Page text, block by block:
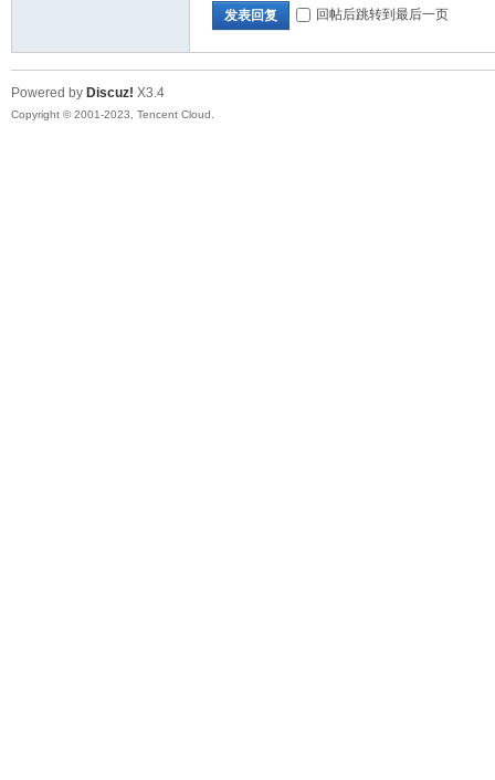
发表回复 回帖后跳转到最后一页
Powered by Discuz! X3.4
Copyright © 2001-2023, Tencent Cloud.